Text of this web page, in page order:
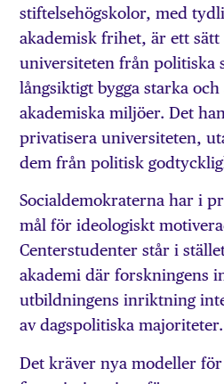
stiftelsehögskolor, med
akademisk frihet, är ett sätt
universiteten från politiska
långsiktigt bygga starka och
akademiska miljöer. Det
privatisera universiteten,
dem från politisk
Socialdemokraterna har i
mål för ideologiskt
Centerstudenter står i
akademi där forskningens
utbildningens inriktning
av dagspolitiska majoriteter.
Det kräver nya modeller